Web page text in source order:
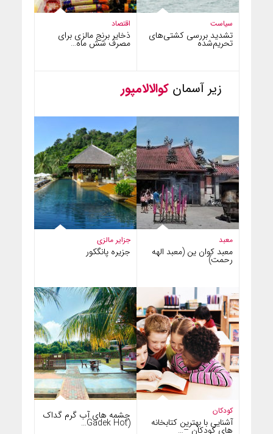
اقتصاد
ذخایر برنج مالزی برای
مصرف شش ماه…
سیاست
تشدید بررسی کشتی‌های
تحریم‌شده
زیر آسمان کوالالامپور
جزایر مالزی
جزیره پانگکور
معبد
معبد کوان ین (معبد الهه
رحمت)
چشمه های آب گرم گداک
(Gadek Hot…
کودکان
آشنایی با بهترین کتابخانه
های کودکان –…